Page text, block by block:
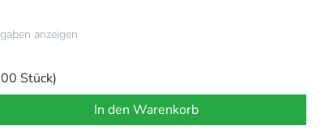
anzeigen
Stück)
In den Warenkorb